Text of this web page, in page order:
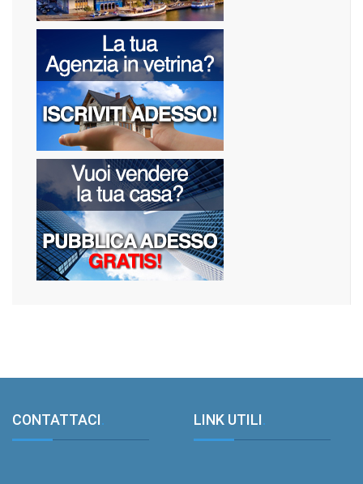
CONTATTACI. LINK UTILI.